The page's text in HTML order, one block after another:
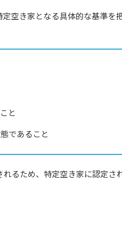
空き家となる具体的な基準を
と
であること
るため、特定空き家に認定さ